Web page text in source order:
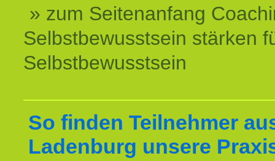
» zum Seitenanfang
Selbstbewusstsein stärken
Selbstbewusstsein
So finden Teilnehmer
Ladenburg unsere